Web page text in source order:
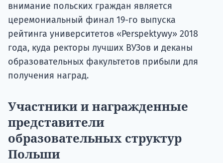
внимание польских граждан является
церемониальный финал 19-го выпуска
рейтинга университетов «Perspektywy» 2018
года, куда ректоры лучших ВУЗов и деканы
образовательных факультетов прибыли для
получения наград.
Участники и награжденные
представители
образовательных структур
Польши